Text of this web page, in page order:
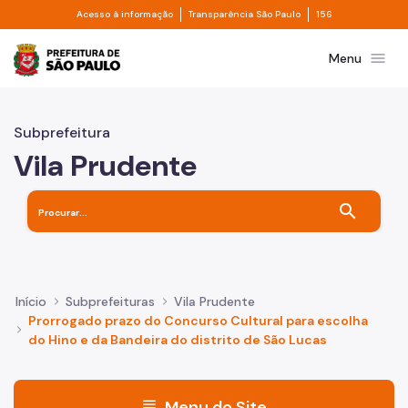
Pular para o Conteúdo principal
Acesso à informação Divisor de acesso à informação
Transparência São Paulo Divisor de
156
Prefeitura de São PauloMenu menu
Subprefeitura
Vila Prudente
search
Início Subprefeituras
Vila Prudente
Prorrogado prazo do Concurso Cultural para escolha
do Hino e da Bandeira do distrito de São Lucas
menu